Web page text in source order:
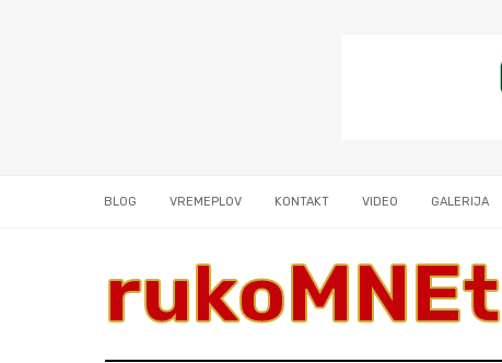
BLOG VREMEPLOV KONTAKT VIDEO GALERIJA
rukoMNEt